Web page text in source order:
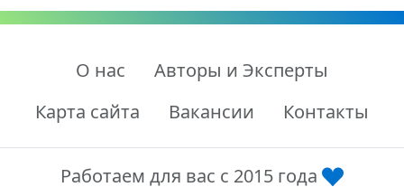
О нас
Авторы и Эксперты
Карта сайта
Вакансии Контакты
Работаем для вас с 2015 года